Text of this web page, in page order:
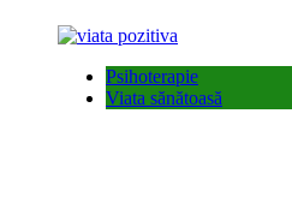
Psihoterapie
Viata sănătoasă